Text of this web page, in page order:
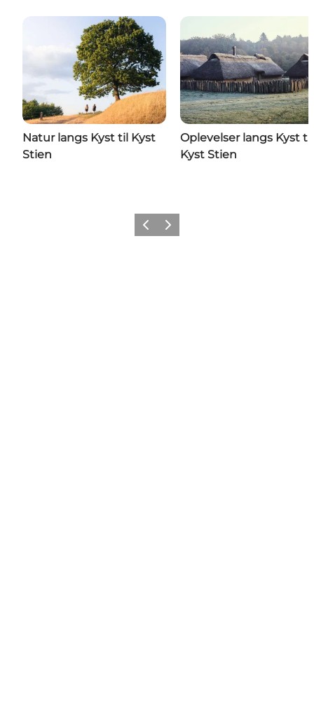
Natur langs Kyst til Kyst
Stien
Oplevelser langs Kyst til
Kyst Stien
ForrigeNæste